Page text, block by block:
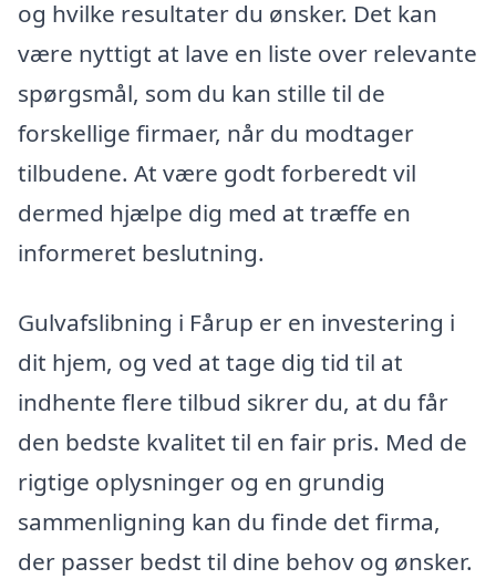
og hvilke resultater du ønsker. Det kan
være nyttigt at lave en liste over relevante
spørgsmål, som du kan stille til de
forskellige firmaer, når du modtager
tilbudene. At være godt forberedt vil
dermed hjælpe dig med at træffe en
informeret beslutning.
Gulvafslibning i Fårup er en investering i
dit hjem, og ved at tage dig tid til at
indhente flere tilbud sikrer du, at du får
den bedste kvalitet til en fair pris. Med de
rigtige oplysninger og en grundig
sammenligning kan du finde det firma,
der passer bedst til dine behov og ønsker.